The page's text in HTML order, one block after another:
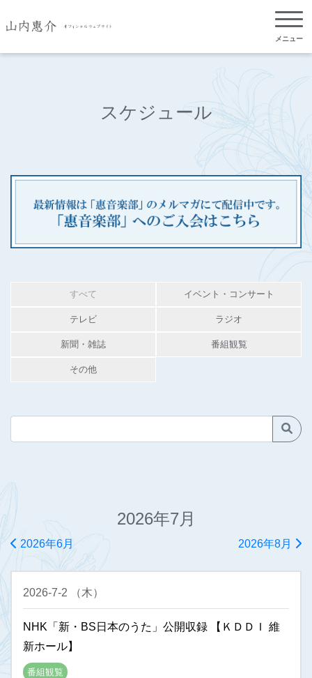
メニュー
スケジュール
すべて イベント・コンサート
テレビ ラジオ
新聞・雑誌 番組観覧
その他
2026年7月
2026年6月 2026年8月
2026-7-2 （木）
NHK「新・BS日本のうた」公開収録 【ＫＤＤＩ 維
新ホール】
番組観覧